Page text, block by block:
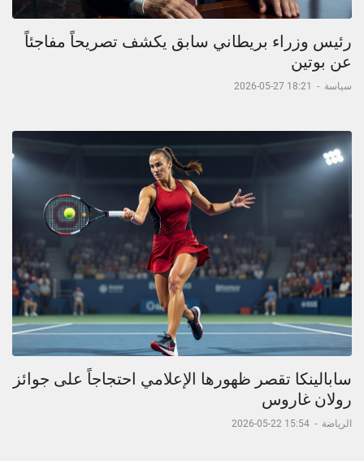
رئيس وزراء بريطاني سابق يكشف تصريحاً مفاجئاً
عن بوتين
سياسة -
18:21 27-05-2026
سابالينكا تقصر ظهورها الإعلامي احتجاجاً على جوائز
رولان غاروس
الرياضة -
15:54 22-05-2026